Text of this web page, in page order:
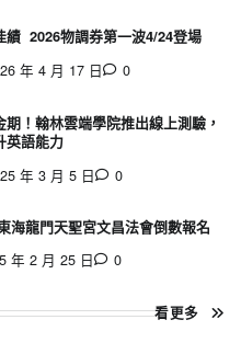
績 2026物調券第一波4/24登場
年 4 月 17 日 0
！翰林雲端學院推出線上測驗，
英語能力
年 3 月 5 日 0
海龍門天聖宮文昌法會倒數報名
年 2 月 25 日 0
看更多